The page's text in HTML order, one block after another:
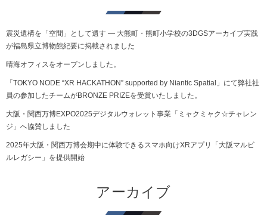
震災遺構を「空間」として遺す ― 大熊町・熊町小学校の3DGSアーカイブ実践
が福島県立博物館紀要に掲載されました
晴海オフィスをオープンしました。
「TOKYO NODE “XR HACKATHON” supported by Niantic Spatial」にて弊社社
員の参加したチームがBRONZE PRIZEを受賞いたしました。
大阪・関西万博EXPO2025デジタルウォレット事業「ミャクミャク☆チャレン
ジ」へ協賛しました
2025年大阪・関西万博会期中に体験できるスマホ向けXRアプリ「大阪マルビ
ルレガシー」を提供開始
アーカイブ